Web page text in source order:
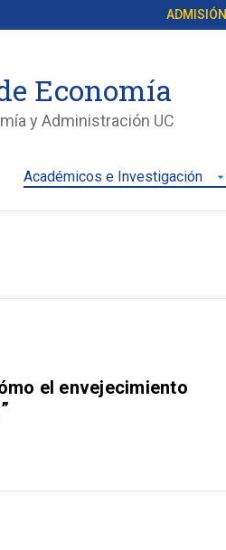
ADMISIÓN
Economía
y Administración UC
Académicos e Investigación arrow_drop_down
el envejecimiento